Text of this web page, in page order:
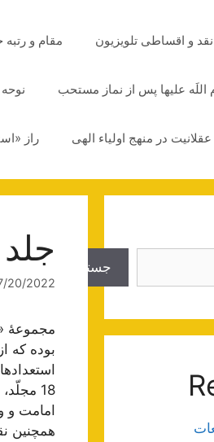
و اقساطی تلویزیون مقام و
علیها پس از نماز مستحب
عقلانیت در منهج اولیاء الهی راز
20/2022
مجموعۀ
بوده که
18
امامت و
همچنین
جستجو